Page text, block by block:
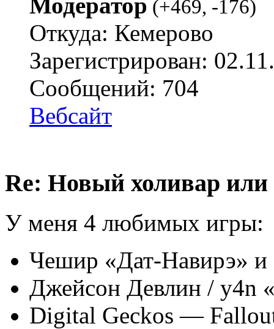
(+469, -176)
Откуда: Кемерово
Зарегистрирован:
Сообщений: 704
Вебсайт
Re: Новый холивар
У меня 4 любимых игры:
Чешир «Дат-Навирэ»
Джейсон Девлин / y4n
Digital Geckos —